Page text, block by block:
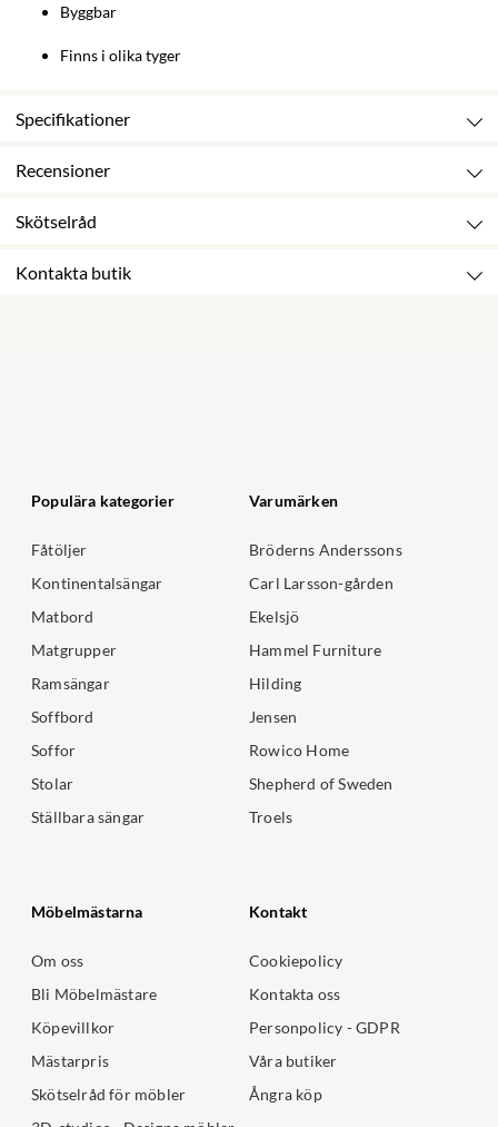
Byggbar
Finns i olika tyger
Specifikationer
Recensioner
Skötselråd
Kontakta butik
Populära kategorier
Fåtöljer
Kontinentalsängar
Matbord
Matgrupper
Ramsängar
Soffbord
Soffor
Stolar
Ställbara sängar
Varumärken
Bröderns Anderssons
Carl Larsson-gården
Ekelsjö
Hammel Furniture
Hilding
Jensen
Rowico Home
Shepherd of Sweden
Troels
Möbelmästarna
Om oss
Bli Möbelmästare
Köpevillkor
Mästarpris
Skötselråd för möbler
Kontakt
Cookiepolicy
Kontakta oss
Personpolicy - GDPR
Våra butiker
Ångra köp